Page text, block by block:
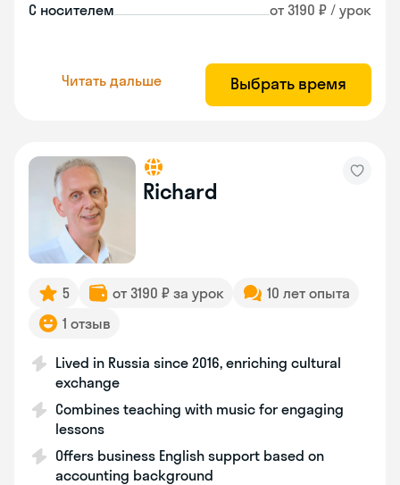
С носителем от 3190 ₽ / урок
Читать дальше Выбрать время
Richard
5 от 3190 ₽ за урок
10 лет опыта
1 отзыв
Lived in Russia since 2016, enriching cultural
exchange
Combines teaching with music for engaging
lessons
Offers business English support based on
accounting background